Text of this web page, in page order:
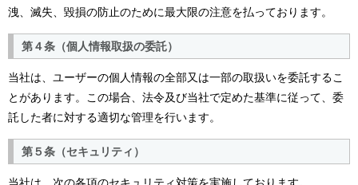
洩、滅失、毀損の防止のために最大限の注意を払っております。
第４条（個人情報取扱の委託）
当社は、ユーザーの個人情報の全部又は一部の取扱いを委託するこ
とがあります。この場合、法令及び当社で定めた基準に従って、委
託した者に対する適切な管理を行います。
第５条（セキュリティ）
当社は、次の各項のセキュリティ対策を実施しております。